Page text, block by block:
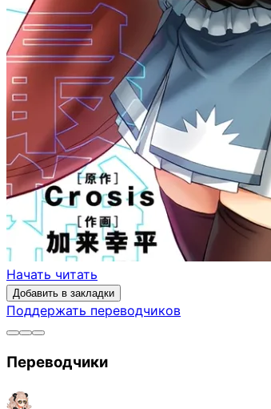
Начать читать
Добавить в закладки
Поддержать переводчиков
Переводчики